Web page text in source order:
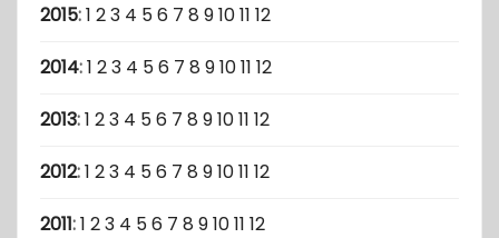
2015:1 23 4 56 7 8 91011 12
2014:1 23 4 56 7 8 91011 12
2013:1 23 4 56 7 8 91011 12
2012:1 23 4 56 7 8 91011 12
2011:1 23 4 56 7 8 91011 12